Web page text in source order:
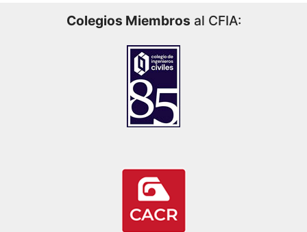
Colegios Miembros al CFIA: